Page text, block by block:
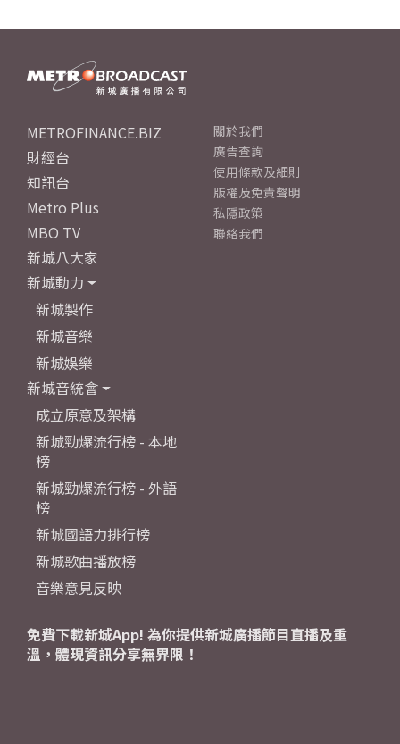
METROFINANCE.BIZ
財經台
知訊台
Metro Plus
MBO TV
新城八大家
新城動力
新城製作
新城音樂
新城娛樂
新城音統會
成立原意及架構
新城勁爆流行榜 - 本地
榜
新城勁爆流行榜 - 外語
榜
新城國語力排行榜
新城歌曲播放榜
音樂意見反映
關於我們
廣告查詢
使用條款及細則
版權及免責聲明
私隱政策
聯絡我們
免費下載新城App! 為你提供新城廣播節目直播及重
溫，體現資訊分享無界限！